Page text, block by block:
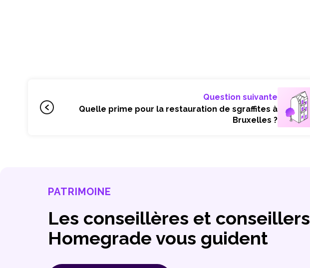
Question suivante
Quelle prime pour la restauration de sgraffites à
Bruxelles ?
PATRIMOINE
Les conseillères et conseillers
Homegrade vous guident